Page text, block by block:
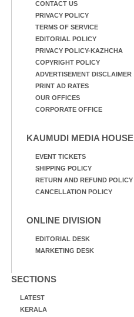
CONTACT US
PRIVACY POLICY
TERMS OF SERVICE
EDITORIAL POLICY
PRIVACY POLICY-KAZHCHA
COPYRIGHT POLICY
ADVERTISEMENT DISCLAIMER
PRINT AD RATES
OUR OFFICES
CORPORATE OFFICE
KAUMUDI MEDIA HOUSE
EVENT TICKETS
SHIPPING POLICY
RETURN AND REFUND POLICY
CANCELLATION POLICY
ONLINE DIVISION
EDITORIAL DESK
MARKETING DESK
SECTIONS
LATEST
KERALA